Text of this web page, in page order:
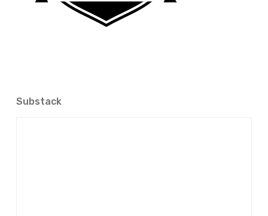
Substack